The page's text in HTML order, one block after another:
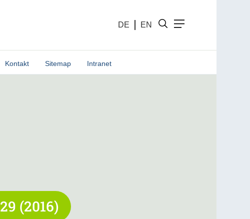
DE EN
Kontakt Sitemap Intranet
(2016)